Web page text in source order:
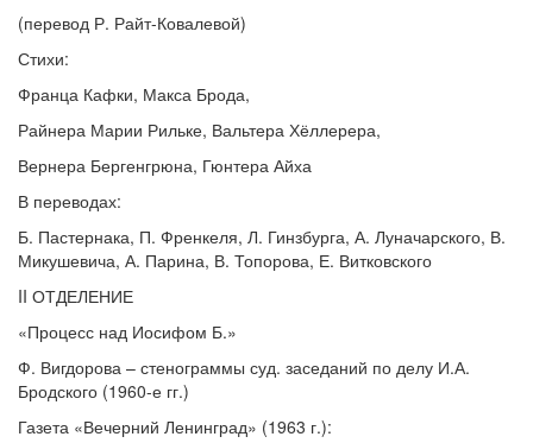
(перевод Р. Райт-Ковалевой)
Стихи:
Франца Кафки, Макса Брода,
Райнера Марии Рильке, Вальтера Хёллерера,
Вернера Бергенгрюна, Гюнтера Айха
В переводах:
Б. Пастернака, П. Френкеля, Л. Гинзбурга, А. Луначарского, В.
Микушевича, А. Парина, В. Топорова, Е. Витковского
II ОТДЕЛЕНИЕ
«Процесс над Иосифом Б.»
Ф. Вигдорова – стенограммы суд. заседаний по делу И.А.
Бродского (1960-е гг.)
Газета «Вечерний Ленинград» (1963 г.):